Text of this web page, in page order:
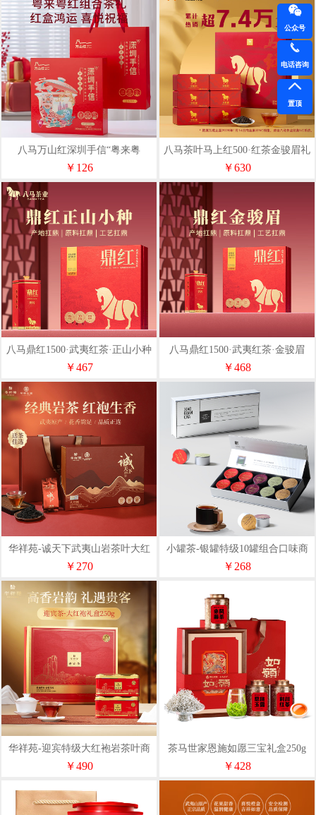
八马万山红深圳手信“粤来粤
红”VT0003
￥126
八马茶叶马上红500·红茶金骏眉礼
盒D0216
￥630
八马鼎红1500·武夷红茶·正山小种
D0324
￥467
八马鼎红1500·武夷红茶·金骏眉
D0319
￥468
华祥苑-诚天下武夷山岩茶叶大红
袍252g商务礼赠品伴手礼套装
￥270
小罐茶-银罐特级10罐组合口味商
务茶叶礼盒套装中秋送礼40g
￥268
华祥苑-迎宾特级大红袍岩茶叶商
务礼盒套装中秋节伴手礼250g
￥490
茶马世家恩施如愿三宝礼盒250g
￥428
公众号
电话咨询
置顶